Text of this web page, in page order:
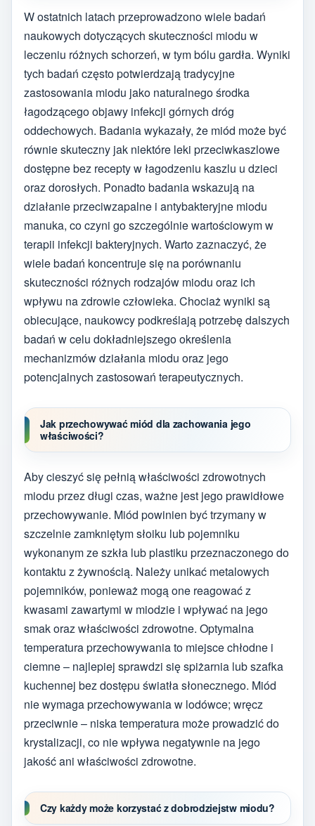
W ostatnich latach przeprowadzono wiele badań
naukowych dotyczących skuteczności miodu w
leczeniu różnych schorzeń, w tym bólu gardła. Wyniki
tych badań często potwierdzają tradycyjne
zastosowania miodu jako naturalnego środka
łagodzącego objawy infekcji górnych dróg
oddechowych. Badania wykazały, że miód może być
równie skuteczny jak niektóre leki przeciwkaszlowe
dostępne bez recepty w łagodzeniu kaszlu u dzieci
oraz dorosłych. Ponadto badania wskazują na
działanie przeciwzapalne i antybakteryjne miodu
manuka, co czyni go szczególnie wartościowym w
terapii infekcji bakteryjnych. Warto zaznaczyć, że
wiele badań koncentruje się na porównaniu
skuteczności różnych rodzajów miodu oraz ich
wpływu na zdrowie człowieka. Chociaż wyniki są
obiecujące, naukowcy podkreślają potrzebę dalszych
badań w celu dokładniejszego określenia
mechanizmów działania miodu oraz jego
potencjalnych zastosowań terapeutycznych.
Jak przechowywać miód dla zachowania jego
właściwości?
Aby cieszyć się pełnią właściwości zdrowotnych
miodu przez długi czas, ważne jest jego prawidłowe
przechowywanie. Miód powinien być trzymany w
szczelnie zamkniętym słoiku lub pojemniku
wykonanym ze szkła lub plastiku przeznaczonego do
kontaktu z żywnością. Należy unikać metalowych
pojemników, ponieważ mogą one reagować z
kwasami zawartymi w miodzie i wpływać na jego
smak oraz właściwości zdrowotne. Optymalna
temperatura przechowywania to miejsce chłodne i
ciemne – najlepiej sprawdzi się spiżarnia lub szafka
kuchennej bez dostępu światła słonecznego. Miód
nie wymaga przechowywania w lodówce; wręcz
przeciwnie – niska temperatura może prowadzić do
krystalizacji, co nie wpływa negatywnie na jego
jakość ani właściwości zdrowotne.
Czy każdy może korzystać z dobrodziejstw miodu?